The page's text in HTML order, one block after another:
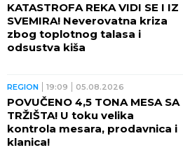
KATASTROFA REKA VIDI SE I IZ
SVEMIRA! Neverovatna kriza
zbog toplotnog talasa i
odsustva kiša
REGION 19:09 05.08.2026
POVUČENO 4,5 TONA MESA SA
TRŽIŠTA! U toku velika
kontrola mesara, prodavnica i
klanica!